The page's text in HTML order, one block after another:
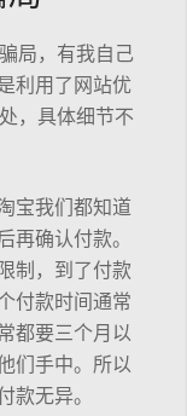
局，有我自己
利用了网站优
，具体细节不
宝我们都知道
确认付款。
制，到了付款
付款时间通常
都要三个月以
们手中。所以
无异。